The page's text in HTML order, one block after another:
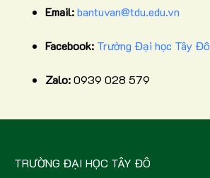
Email:bantuvan@tdu.edu.vn
Facebook: Trường Đại học Tây Đô
Zalo:0939 028 579
TRƯỜNG ĐẠI HỌC TÂY ĐÔ